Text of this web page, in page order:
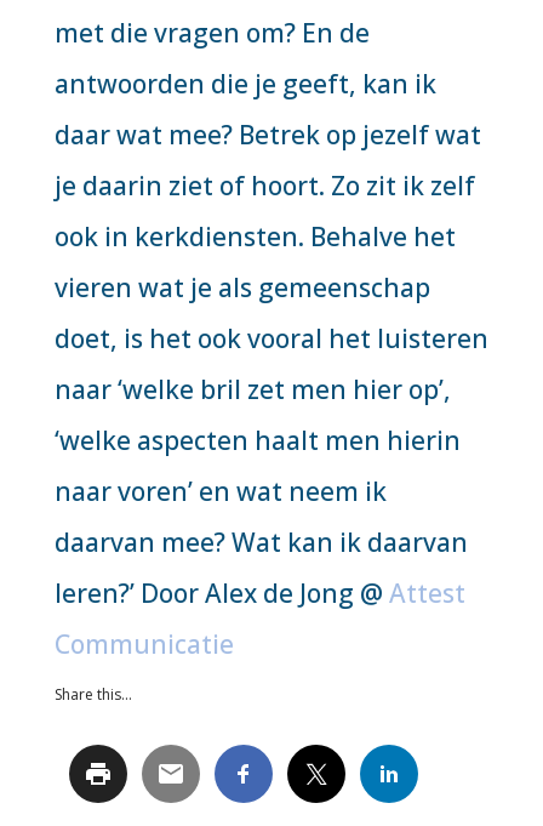
met die vragen om? En de
antwoorden die je geeft, kan ik
daar wat mee? Betrek op jezelf wat
je daarin ziet of hoort. Zo zit ik zelf
ook in kerkdiensten. Behalve het
vieren wat je als gemeenschap
doet, is het ook vooral het luisteren
naar ‘welke bril zet men hier op’,
‘welke aspecten haalt men hierin
naar voren’ en wat neem ik
daarvan mee? Wat kan ik daarvan
leren?’ Door Alex de Jong @ Attest
Communicatie
Share this...